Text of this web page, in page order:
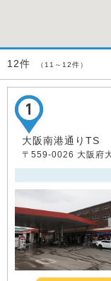
12件 （11～12件）
大阪南港通りTS
〒559-0026 大阪府